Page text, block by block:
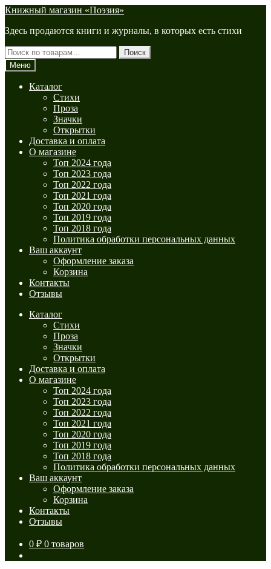
Перейти
навигации
Перейти
содержимому
Книжный магазин «Поэзия»
Здесь продаются книги и журналы, в которых есть стихи
Искать:
Поиск
Меню
Каталог
Стихи
Проза
Значки
Открытки
Доставка и оплата
О магазине
Топ 2024 года
Топ 2023 года
Топ 2022 года
Топ 2021 года
Топ 2020 года
Топ 2019 года
Топ 2018 года
Политика обработки персональных данных
Ваш аккаунт
Оформление заказа
Корзина
Контакты
Отзывы
Каталог
Стихи
Проза
Значки
Открытки
Доставка и оплата
О магазине
Топ 2024 года
Топ 2023 года
Топ 2022 года
Топ 2021 года
Топ 2020 года
Топ 2019 года
Топ 2018 года
Политика обработки персональных данных
Ваш аккаунт
Оформление заказа
Корзина
Контакты
Отзывы
0 ₽ 0 товаров